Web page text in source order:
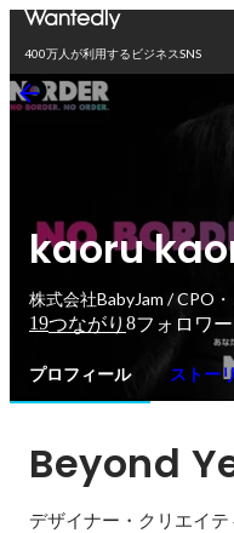
400万人が利用するビジネスSNS
kaoru
株式会社BabyJam / CPO
19つながり 8フォロワー
プロフィール ストー
Beyond
デザイナー・クリエイ